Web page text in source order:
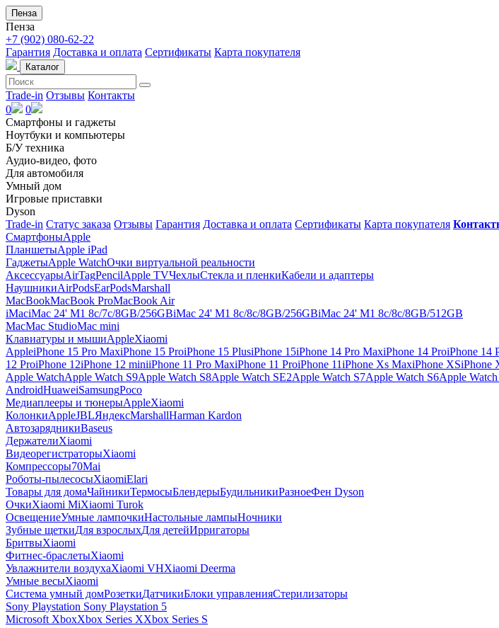
Пенза
Пенза
+7 (902) 080-62-22
Гарантия Доставка и оплата Сертификаты Карта покупателя
Каталог
Trade-in Отзывы Контакты
0
0
Смартфоны и гаджеты
Ноутбуки и компьютеры
Б/У техника
Аудио-видео, фото
Для автомобиля
Умный дом
Игровые приставки
Dyson
Trade-in Статус заказа Отзывы Гарантия Доставка и оплата Сертификаты Карта покупателя
СмартфоныApple
ПланшетыApple iPad
ГаджетыApple WatchОчки виртуальной реальности
АксессуарыAirTagPencilApple TVЧехлыСтекла и пленкиКабели и адаптеры
НаушникиAirPodsEarPodsMarshall
MacBookMacBook ProMacBook Air
iMaciMac 24' M1 8c/7c/8GB/256GBiMac 24' M1 8c/8c/8GB/256GBiMac 24' M1 8c/8c/8GB/512GB
MacMac StudioMac mini
Клавиатуры и мышиAppleXiaomi
AppleiPhone 15 Pro MaxiPhone 15 ProiPhone 15 PlusiPhone 15iPhone 14 Pro MaxiPhone 14 ProiPhone 14
12 ProiPhone 12iPhone 12 miniiPhone 11 Pro MaxiPhone 11 ProiPhone 11iPhone Xs MaxiPhone XSiPhone
Apple WatchApple Watch S9Apple Watch S8Apple Watch SE2Apple Watch S7Apple Watch S6Apple Watch
AndroidHuaweiSamsungPoco
Медиаплееры и тюнерыAppleXiaomi
КолонкиAppleJBLЯндексMarshallHarman Kardon
АвтозарядникиBaseus
ДержателиXiaomi
ВидеорегистраторыXiaomi
Компрессоры70Mai
Роботы-пылесосыXiaomiElari
Товары для домаЧайникиТермосыБлендерыБудильникиРазноеФен Dyson
ОчкиXiaomi MiXiaomi Turok
ОсвещениеУмные лампочкиНастольные лампыНочники
Зубные щеткиДля взрослыхДля детейИрригаторы
БритвыXiaomi
Фитнес-браслетыXiaomi
Увлажнители воздухаXiaomi VHXiaomi Deerma
Умные весыXiaomi
Система умный домРозеткиДатчикиБлоки управленияСтерилизаторы
Sony Playstation Sony Playstation 5
Microsoft XboxXbox Series XXbox Series S